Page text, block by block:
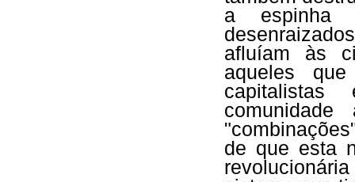
a espinha
afluíam às
aqueles
capitalistas
de que esta